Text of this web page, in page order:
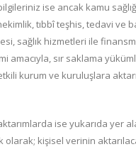
ise ancak kamu
tıbbî teşhis, tedavi ve
sağlık hizmetleri ile
amacıyla, sır saklama
kurum ve kuruluşlara
ise yukarıda yer
kişisel verinin